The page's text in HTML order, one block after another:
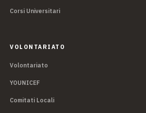
Corsi Universitari
VOLONTARIATO
Volontariato
YOUNICEF
Comitati Locali